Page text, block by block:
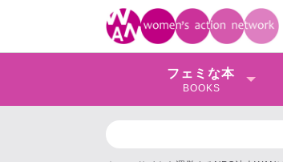
フェミな本
BOOKS